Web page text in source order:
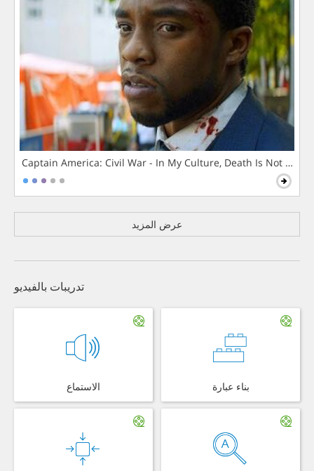
Captain America: Civil War - In My Culture, Death Is Not The
عرض المزيد
تدريبات بالفيديو
الاستماع بناء عبارة